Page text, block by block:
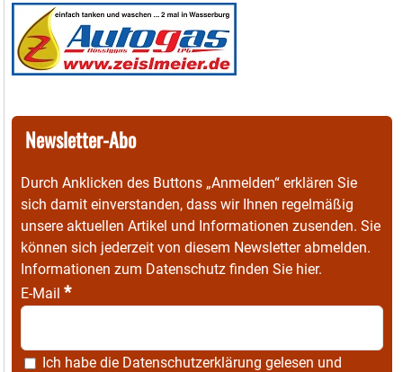
Newsletter-Abo
Durch Anklicken des Buttons „Anmelden“ erklären Sie
sich damit einverstanden, dass wir Ihnen regelmäßig
unsere aktuellen Artikel und Informationen zusenden. Sie
können sich jederzeit von diesem Newsletter abmelden.
Informationen zum Datenschutz finden Sie hier.
E-Mail *
Ich habe die Datenschutzerklärung gelesen und